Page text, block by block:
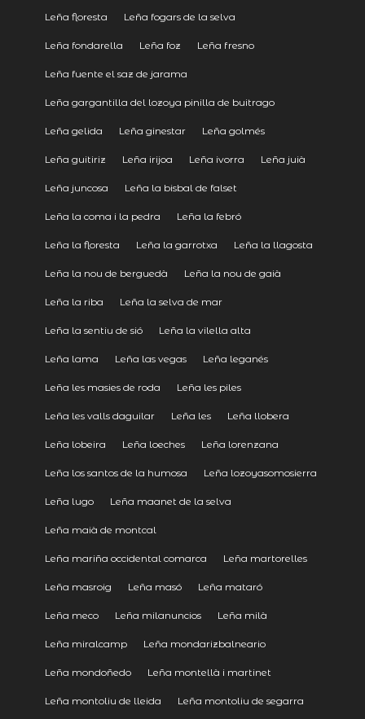
Leña floresta Leña fogars de la selva
Leña fondarella Leña foz Leña fresno
Leña fuente el saz de jarama
Leña gargantilla del lozoya pinilla de buitrago
Leña gelida Leña ginestar Leña golmés
Leña guitiriz Leña irijoa Leña ivorra Leña juià
Leña juncosa Leña la bisbal de falset
Leña la coma i la pedra Leña la febró
Leña la floresta Leña la garrotxa Leña la llagosta
Leña la nou de berguedà Leña la nou de gaià
Leña la riba Leña la selva de mar
Leña la sentiu de sió Leña la vilella alta
Leña lama Leña las vegas Leña leganés
Leña les masies de roda Leña les piles
Leña les valls daguilar Leña les Leña llobera
Leña lobeira Leña loeches Leña lorenzana
Leña los santos de la humosa Leña lozoyasomosierra
Leña lugo Leña maanet de la selva
Leña maià de montcal
Leña mariña occidental comarca Leña martorelles
Leña masroig Leña masó Leña mataró
Leña meco Leña milanuncios Leña milà
Leña miralcamp Leña mondarizbalneario
Leña mondoñedo Leña montellà i martinet
Leña montoliu de lleida Leña montoliu de segarra